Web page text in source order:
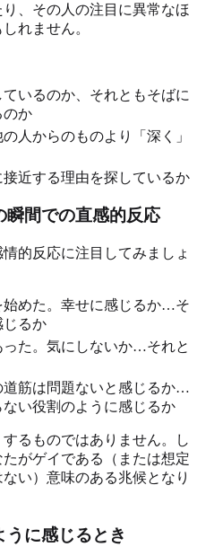
、その人の注目に異常なほ
れません。
いるのか、それともそばに
のか
人からのものより「深く」
近する理由を探しているか
瞬間での直感的反応
的反応に注目してみましょ
始めた。幸せに感じるか…そ
じるか
た。気にしないか…それと
道筋は問題ないと感じるか…
い役割のように感じるか
るものではありません。し
がゲイである（または想定
い）意味のある兆候となり
に感じるとき